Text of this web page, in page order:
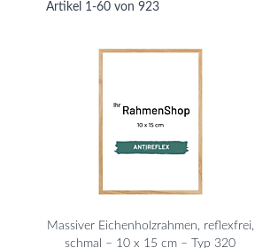
Artikel 1-60 von 923
Massiver Eichenholzrahmen, reflexfrei,
schmal – 10 x 15 cm – Typ 320